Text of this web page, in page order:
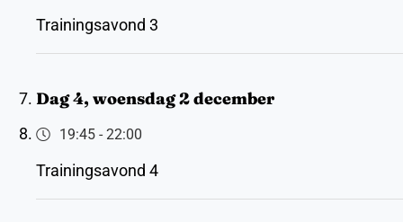
Trainingsavond 3
Dag 4, woensdag 2 december
19:45 -22:00
Trainingsavond 4